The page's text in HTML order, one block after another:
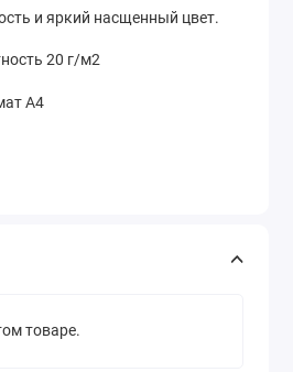
и яркий насщенный цвет.
20 г/м2
А4
товаре.